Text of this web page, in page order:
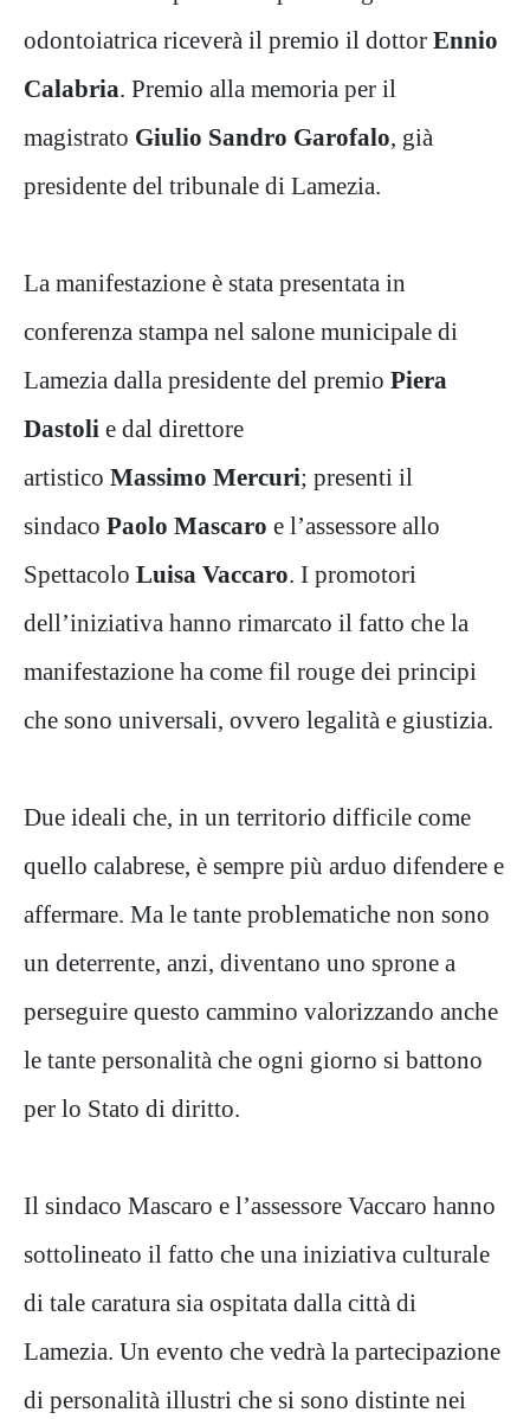
odontoiatrica riceverà il premio il dottor Ennio
Calabria. Premio alla memoria per il
magistrato Giulio Sandro Garofalo, già
presidente del tribunale di Lamezia.
La manifestazione è stata presentata in
conferenza stampa nel salone municipale di
Lamezia dalla presidente del premio Piera
Dastoli e dal direttore
artistico Massimo Mercuri; presenti il
sindaco Paolo Mascaro e l’assessore allo
Spettacolo Luisa Vaccaro. I promotori
dell’iniziativa hanno rimarcato il fatto che la
manifestazione ha come fil rouge dei principi
che sono universali, ovvero legalità e giustizia.
Due ideali che, in un territorio difficile come
quello calabrese, è sempre più arduo difendere e
affermare. Ma le tante problematiche non sono
un deterrente, anzi, diventano uno sprone a
perseguire questo cammino valorizzando anche
le tante personalità che ogni giorno si battono
per lo Stato di diritto.
Il sindaco Mascaro e l’assessore Vaccaro hanno
sottolineato il fatto che una iniziativa culturale
di tale caratura sia ospitata dalla città di
Lamezia. Un evento che vedrà la partecipazione
di personalità illustri che si sono distinte nei